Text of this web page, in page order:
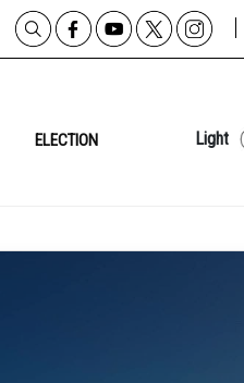
ELECTION Light